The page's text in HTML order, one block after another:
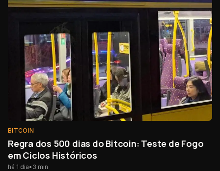
BITCOIN
Regra dos 500 dias do Bitcoin: Teste de Fogo
em Ciclos Históricos
há 1 dia• 3 min